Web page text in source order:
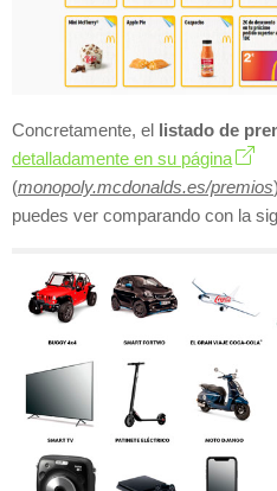
Concretamente, el listado de
detalladamente en su página
(monopoly.mcdonalds.es/premios
puedes ver comparando con la